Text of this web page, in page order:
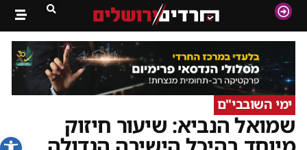
פתח
ימי השובבי"ם
שמואל הנביא: שיעור חיזוק